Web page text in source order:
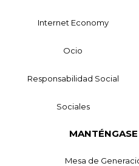
Internet Economy
Ocio
Responsabilidad Social
Sociales
Mesa de